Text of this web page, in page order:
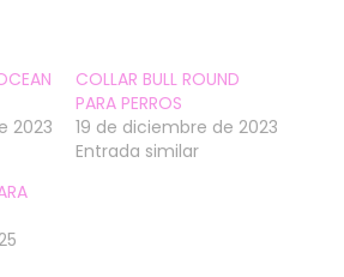
2023
COLLAR BULL ROUND
PARA PERROS
19 de diciembre de 2023
Entrada similar